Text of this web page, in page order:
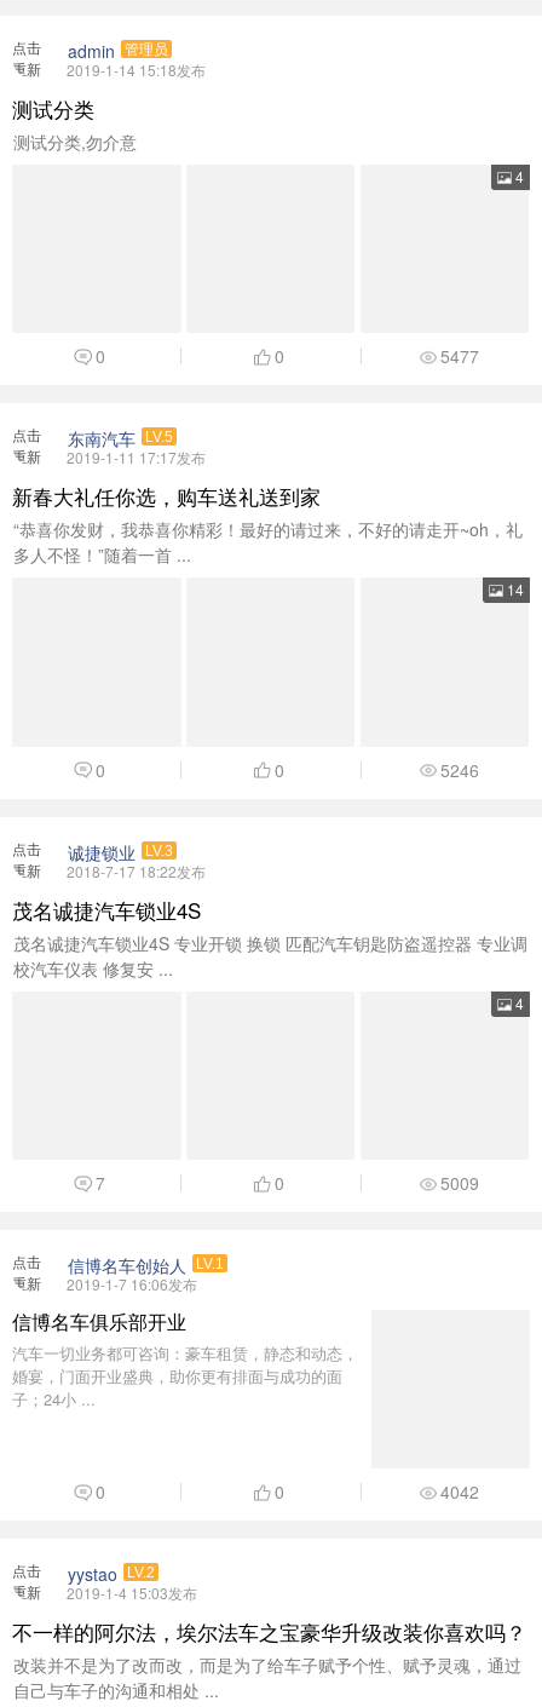
点击
重新
admin 管理员
2019-1-14 15:18发布
测试分类
测试分类,勿介意
4
0 0 5477
点击
重新
东南汽车 LV.5
2019-1-11 17:17发布
新春大礼任你选，购车送礼送到家
“恭喜你发财，我恭喜你精彩！最好的请过来，不好的请走开~oh，礼
多人不怪！”随着一首 ...
14
0 0 5246
点击
重新
诚捷锁业 LV.3
2018-7-17 18:22发布
茂名诚捷汽车锁业4S
茂名诚捷汽车锁业4S 专业开锁 换锁 匹配汽车钥匙防盗遥控器 专业调
校汽车仪表 修复安 ...
4
7 0 5009
点击
重新
信博名车创始人 LV.1
2019-1-7 16:06发布
信博名车俱乐部开业
汽车一切业务都可咨询：豪车租赁，静态和动态，
婚宴，门面开业盛典，助你更有排面与成功的面
子；24小 ...
0 0 4042
点击
重新
yystao LV.2
2019-1-4 15:03发布
不一样的阿尔法，埃尔法车之宝豪华升级改装你喜欢吗？
改装并不是为了改而改，而是为了给车子赋予个性、赋予灵魂，通过
自己与车子的沟通和相处 ...